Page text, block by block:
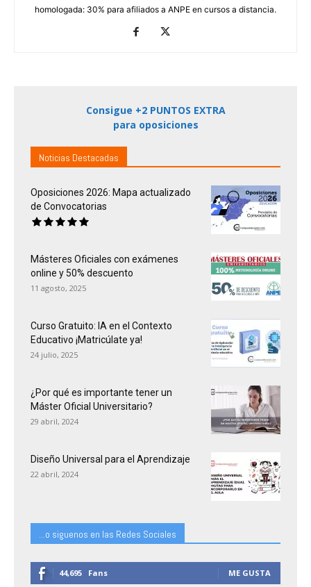
homologada: 30% para afiliados a ANPE en cursos a distancia.
Consigue +2 PUNTOS EXTRA
para oposiciones
Noticias Destacadas
Oposiciones 2026: Mapa actualizado
de Convocatorias
Másteres Oficiales con exámenes
online y 50% descuento
11 agosto, 2025
Curso Gratuito: IA en el Contexto
Educativo ¡Matricúlate ya!
24 julio, 2025
¿Por qué es importante tener un
Máster Oficial Universitario?
29 abril, 2024
Diseño Universal para el Aprendizaje
22 abril, 2024
...o siguenos en las Redes Sociales
44,695 Fans ME GUSTA